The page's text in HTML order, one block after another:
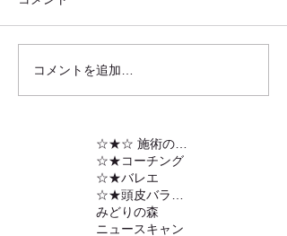
コメントを追加…
☆★コーチング
☆★バレエ
みどりの森
ニュースキャン